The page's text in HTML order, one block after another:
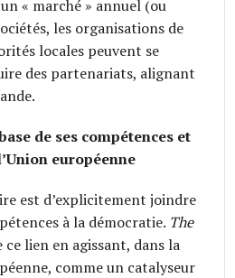
« marché » annuel (ou
les organisations de
locales peuvent se
des partenariats, alignant
de ses compétences et
européenne
est d’explicitement joindre
à la démocratie. The
lien en agissant, dans la
comme un catalyseur